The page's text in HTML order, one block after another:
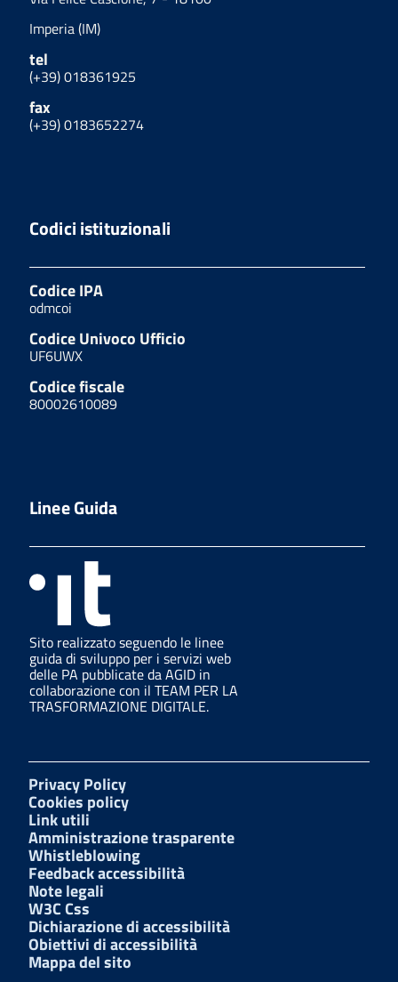
Imperia (IM)
tel
(+39) 018361925
fax
(+39) 0183652274
Codici istituzionali
Codice IPA
odmcoi
Codice Univoco Ufficio
UF6UWX
Codice fiscale
80002610089
Linee Guida
Sito realizzato seguendo le linee
guida di sviluppo per i servizi web
delle PA pubblicate da AGID in
collaborazione con il TEAM PER LA
TRASFORMAZIONE DIGITALE.
Privacy Policy
Cookies policy
Link utili
Amministrazione trasparente
Whistleblowing
Feedback accessibilità
Note legali
W3C Css
Dichiarazione di accessibilità
Obiettivi di accessibilità
Mappa del sito